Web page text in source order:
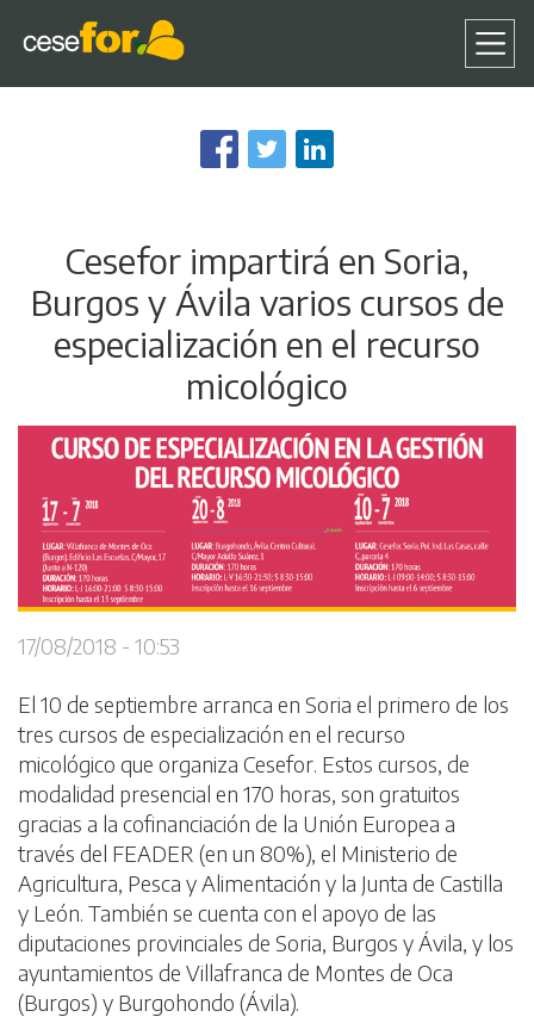
al
contenido
Cesefor impartirá en Soria,
Burgos y Ávila varios cursos de
especialización en el recurso
micológico
17/08/2018 - 10:53
El 10 de septiembre arranca en Soria el primero de los
tres cursos de especialización en el recurso
micológico que organiza Cesefor. Estos cursos, de
modalidad presencial en 170 horas, son gratuitos
gracias a la cofinanciación de la Unión Europea a
través del FEADER (en un 80%), el Ministerio de
Agricultura, Pesca y Alimentación y la Junta de Castilla
y León. También se cuenta con el apoyo de las
diputaciones provinciales de Soria, Burgos y Ávila, y los
ayuntamientos de Villafranca de Montes de Oca
(Burgos) y Burgohondo (Ávila).